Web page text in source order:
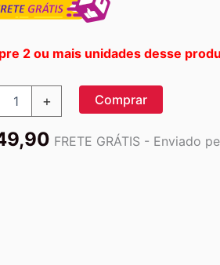
2 ou mais unidades desse
+ Comprar
FRETE GRÁTIS - Enviado